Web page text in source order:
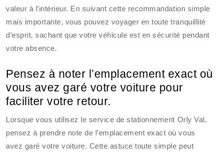
valeur à l’intérieur. En suivant cette recommandation simple
mais importante, vous pouvez voyager en toute tranquillité
d’esprit, sachant que votre véhicule est en sécurité pendant
votre absence.
Pensez à noter l’emplacement exact où
vous avez garé votre voiture pour
faciliter votre retour.
Lorsque vous utilisez le service de stationnement Orly Val,
pensez à prendre note de l’emplacement exact où vous
avez garé votre voiture. Cette astuce toute simple peut